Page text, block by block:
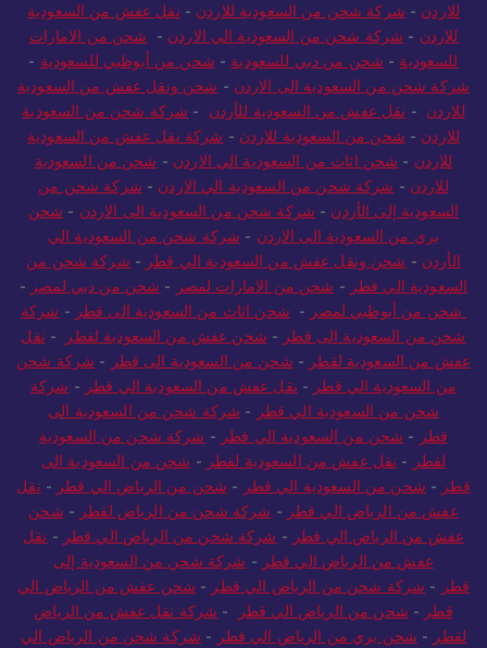
للاردن - شركة شحن من السعودية للاردن - نقل عفش من السعودية
للاردن - شركة شحن من السعودية الي الاردن - شحن من الامارات
للسعودية - شحن من دبي للسعودية - شحن من أبوظبي للسعودية -
شركة شحن من السعودية الى الاردن - شحن ونقل عفش من السعودية
للاردن - نقل عفش من السعودية للأردن - شركة شحن من السعودية
للاردن - شحن من السعودية للاردن - شركة نقل عفش من السعودية
للاردن - شحن اثاث من السعودية الي الاردن - شحن من السعودية
للاردن - شركة شحن من السعودية الي الاردن - شركة شحن من
السعودية إلى الأردن - شركة شحن من السعودية الى الاردن - شحن
بري من السعودية الى الاردن - شركة شحن من السعودية الي
الأردن - شحن ونقل عفش من السعودية الي قطر - شركة شحن من
السعودية الي قطر - شحن من الامارات لمصر - شحن من دبي لمصر -
شحن من أبوظبي لمصر - شحن اثاث من السعودية الى قطر - شركة
شحن من السعودية الى قطر - شحن عفش من السعودية لقطر - نقل
عفش من السعودية لقطر - شحن من السعودية الى قطر - شركة شحن
من السعودية الي قطر - نقل عفش من السعودية الي قطر - شركة
شحن من السعودية الي قطر - شركة شحن من السعودية الى
قطر - شحن من السعودية الي قطر - شركة شحن من السعودية
لقطر - نقل عفش من السعودية لقطر - شحن من السعودية الى
قطر - شحن من السعودية الي قطر - شحن من الرياض الي قطر - نقل
عفش من الرياض الي قطر - شركة شحن من الرياض لقطر - شحن
عفش من الرياض الي قطر - شركة شحن من الرياض الي قطر - نقل
عفش من الرياض الي قطر - شركة شحن من السعودية إلى
قطر - شركة شحن من الرياض الي قطر - شحن عفش من الرياض الي
قطر - شحن من الرياض الي قطر - شركة نقل عفش من الرياض
لقطر - شحن بري من الرياض الي قطر - شركة شحن من الرياض الي